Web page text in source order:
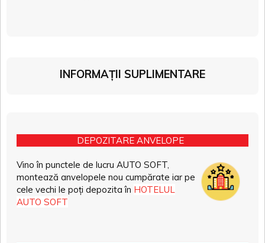
INFORMAȚII SUPLIMENTARE
DEPOZITARE ANVELOPE
Vino în punctele de lucru AUTO SOFT,
montează anvelopele nou cumpărate iar pe
cele vechi le poți depozita în HOTELUL
AUTO SOFT